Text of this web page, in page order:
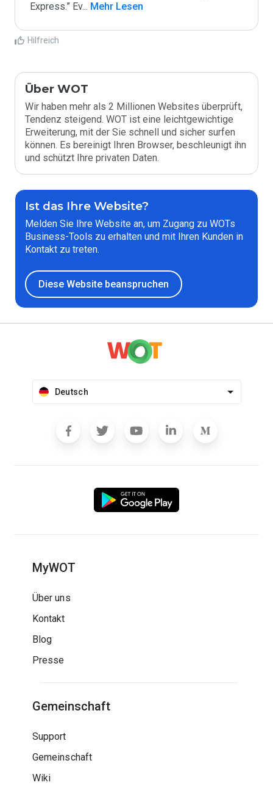
Express.” Ev... Mehr Lesen
Hilfreich
Über WOT
Wir haben mehr als 2 Millionen Websites überprüft,
Tendenz steigend. WOT ist eine leichtgewichtige
Erweiterung, mit der Sie schnell und sicher surfen
können. Es bereinigt Ihren Browser, beschleunigt ihn
und schützt Ihre privaten Daten.
Ist das Ihre Website?
Melden Sie Ihre Website an, um Zugang zu WOTs
Business-Tools zu erhalten und mit Ihren Kunden in
Kontakt zu treten.
Diese Website beanspruchen
Deutsch
MyWOT
Über uns
Kontakt
Blog
Presse
Gemeinschaft
Support
Gemeinschaft
Wiki